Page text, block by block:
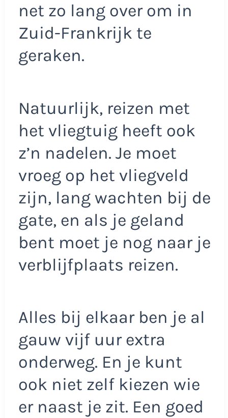
net zo lang over om in
Zuid-Frankrijk te
geraken.
Natuurlijk, reizen met
het vliegtuig heeft ook
z’n nadelen. Je moet
vroeg op het vliegveld
zijn, lang wachten bij de
gate, en als je geland
bent moet je nog naar je
verblijfplaats reizen.
Alles bij elkaar ben je al
gauw vijf uur extra
onderweg. En je kunt
ook niet zelf kiezen wie
er naast je zit. Een goed